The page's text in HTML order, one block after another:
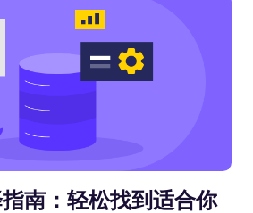
南：轻松找到适合你